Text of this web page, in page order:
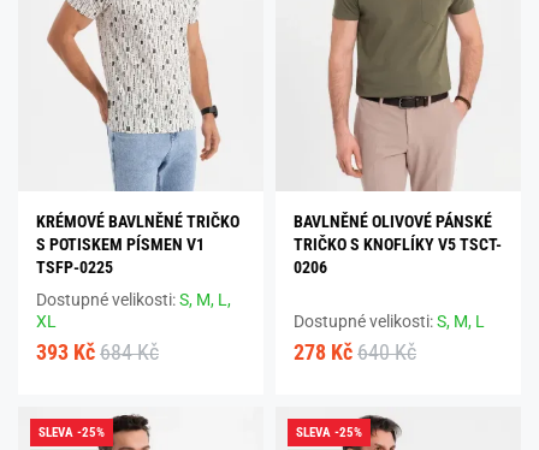
KRÉMOVÉ BAVLNĚNÉ TRIČKO
S POTISKEM PÍSMEN V1
TSFP-0225
Dostupné velikosti:S, M, L,
XL
393 Kč 684 Kč
BAVLNĚNÉ OLIVOVÉ PÁNSKÉ
TRIČKO S KNOFLÍKY V5 TSCT-
0206
Dostupné velikosti:S, M, L
278 Kč 640 Kč
SLEVA -25%
SLEVA -25%